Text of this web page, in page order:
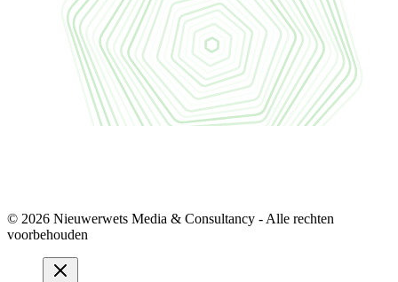
© 2026 Nieuwerwets Media & Consultancy - Alle rechten
voorbehouden